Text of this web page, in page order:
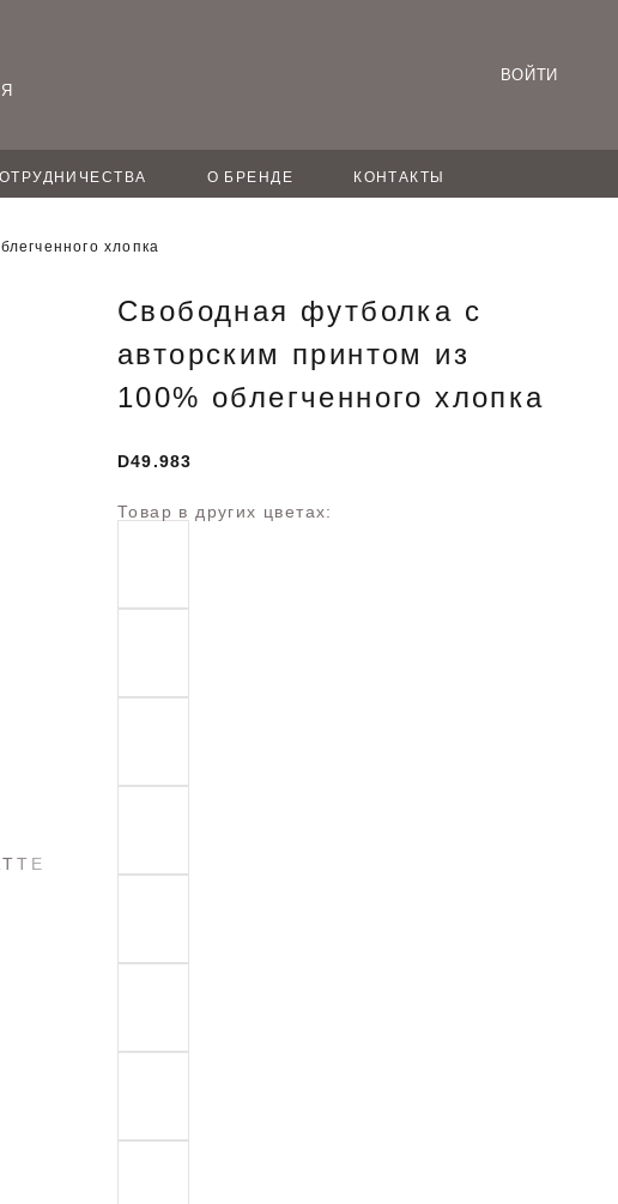
ВОЙТИ
О БРЕНДЕ КОНТАКТЫ
хлопка
Свободная футболка с
авторским принтом из
100% облегченного хлопка
D49.983
Товар в других цветах: